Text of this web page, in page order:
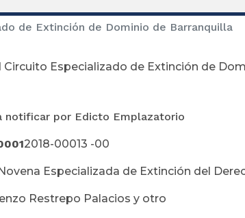
de Extinción de Dominio de Barranquilla
Circuito Especializado de Extinción de
23
notificar por Edicto Emplazatorio
2018-00013 -00
Especializada de Extinción del
Restrepo Palacios y otro